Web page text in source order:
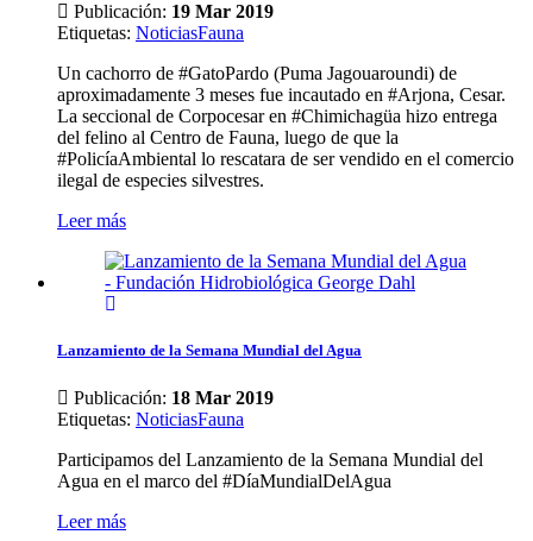
Publicación: 19 Mar 2019
Etiquetas: NoticiasFauna
Un cachorro de #GatoPardo (Puma Jagouaroundi) de
aproximadamente 3 meses fue incautado en #Arjona, Cesar.
La seccional de Corpocesar en #Chimichagüa hizo entrega
del felino al Centro de Fauna, luego de que la
#PolicíaAmbiental lo rescatara de ser vendido en el comercio
ilegal de especies silvestres.
Leer más
Lanzamiento de la Semana Mundial del Agua
Publicación: 18 Mar 2019
Etiquetas: NoticiasFauna
Participamos del Lanzamiento de la Semana Mundial del
Agua en el marco del #DíaMundialDelAgua
Leer más